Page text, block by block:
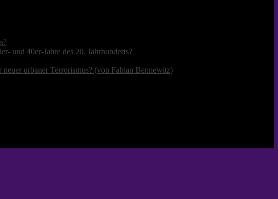
und 40er-Jahre des 20. Jahrhunderts?
urbaner Terrorismus? (von Fabian Bennewitz)